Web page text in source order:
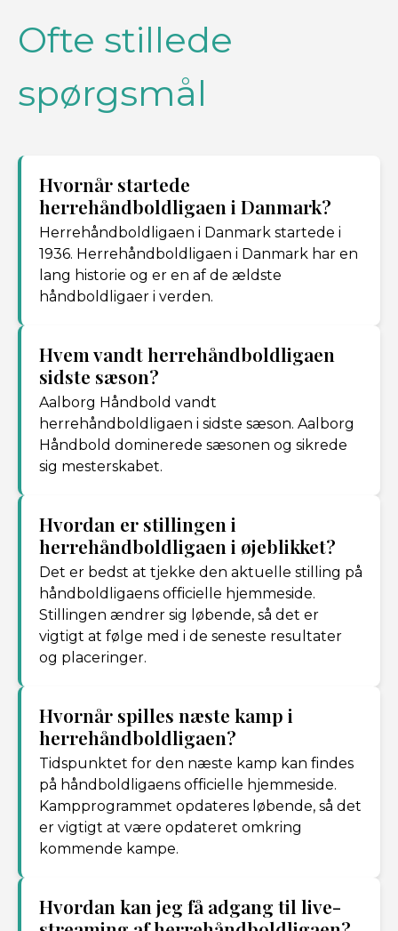
Ofte stillede
spørgsmål
Hvornår startede
herrehåndboldligaen i Danmark?
Herrehåndboldligaen i Danmark startede i
1936. Herrehåndboldligaen i Danmark har en
lang historie og er en af de ældste
håndboldligaer i verden.
Hvem vandt herrehåndboldligaen
sidste sæson?
Aalborg Håndbold vandt
herrehåndboldligaen i sidste sæson. Aalborg
Håndbold dominerede sæsonen og sikrede
sig mesterskabet.
Hvordan er stillingen i
herrehåndboldligaen i øjeblikket?
Det er bedst at tjekke den aktuelle stilling på
håndboldligaens officielle hjemmeside.
Stillingen ændrer sig løbende, så det er
vigtigt at følge med i de seneste resultater
og placeringer.
Hvornår spilles næste kamp i
herrehåndboldligaen?
Tidspunktet for den næste kamp kan findes
på håndboldligaens officielle hjemmeside.
Kampprogrammet opdateres løbende, så det
er vigtigt at være opdateret omkring
kommende kampe.
Hvordan kan jeg få adgang til live-